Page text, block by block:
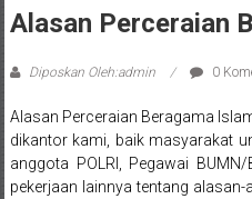
Wonosari,
Wates,
Klaten,
Alasan Perceraian
Diposkan Oleh:admin 0
Alasan Perceraian Beragama
dikantor kami, baik masyarakat
anggota POLRI, Pegawai
pekerjaan lainnya tentang